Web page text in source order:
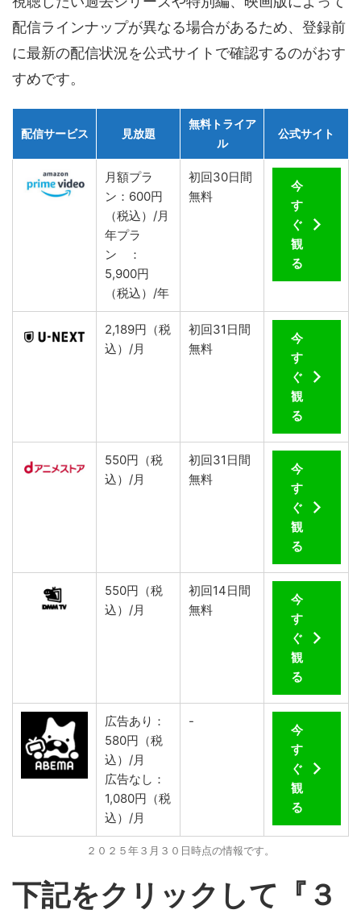
配信ラインナップが異なる場合があるため、登録前
に最新の配信状況を公式サイトで確認するのがおす
すめです。
配信サービス 見放題
無料トライア
ル
公式サイト
月額プラ
ン：600円
（税込）/月
年プラ
ン ：
5,900円
（税込）/年
初回30日間
無料
今
す
ぐ
観
る
2,189円（税
込）/月
初回31日間
無料
今
す
ぐ
観
る
550円（税
込）/月
初回31日間
無料
今
す
ぐ
観
る
550円（税
込）/月
初回14日間
無料
今
す
ぐ
観
る
広告あり：
580円（税
込）/月
広告なし：
1,080円（税
込）/月
-
今
す
ぐ
観
る
２０２５年３月３０日時点の情報です。
下記をクリックして『３